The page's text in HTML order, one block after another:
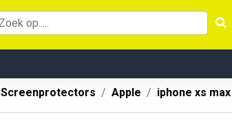
Screenprotectors Apple iphone xs max